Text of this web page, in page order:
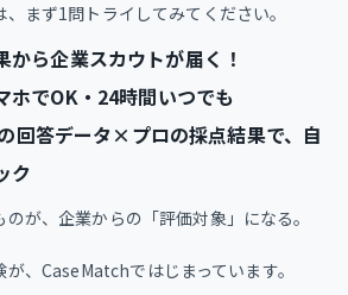
まず1問トライしてみてください。
から企業スカウトが届く！
ホでOK・24時間いつでも
回答データ×プロの採点結果で、自
ク
が、企業からの「評価対象」になる。
、CaseMatchではじまっています。